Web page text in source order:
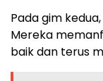
Pada gim
Mereka
baik dan terus